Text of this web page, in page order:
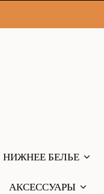
НИЖНЕЕ БЕЛЬЕ
АКСЕССУАРЫ